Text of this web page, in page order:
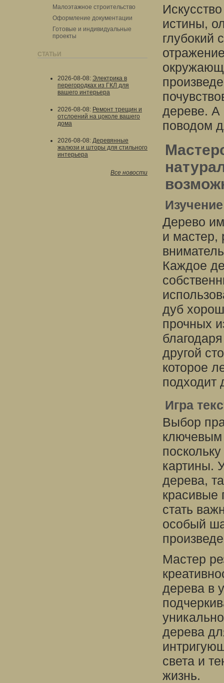
Малоэтажное строительство
Оформление документации
Готовые и индивидуальные
проекты
СТАТЬИ
2026-08-08: Электрика в
перегородках из ГКЛ для
вашего интерьера
2026-08-08: Ремонт трещин и
отслоений на цоколе вашего
дома
2026-08-08: Деревянные
жалюзи и шторы для стильного
интерьера
Все новости
истины,
глубокий
дереве. А
поводом
Дерево
и
Каждое
дуб
прочных
другой
которое
подходит
Игра
Выбор
ключевым
картины.
дерева,
красивые
стать
особый
Мастер
дерева в
дерева
света и
жизнь.